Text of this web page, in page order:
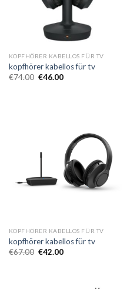
KOPFHÖRER KABELLOS FÜR TV
kopfhörer kabellos für tv
€74.00 €46.00
KOPFHÖRER KABELLOS FÜR TV
kopfhörer kabellos für tv
€67.00 €42.00